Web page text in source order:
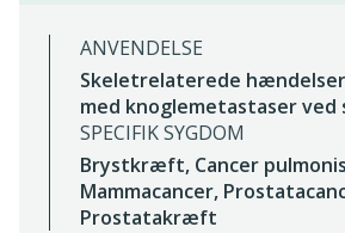
ANVENDELSE
Skeletrelaterede
med knoglemetastaser
SPECIFIK SYGDOM
Brystkræft, Cancer
Mammacancer,
Prostatakræft